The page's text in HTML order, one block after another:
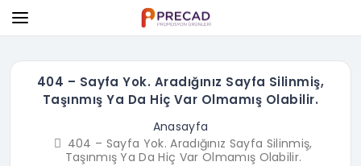
404 – Sayfa Yok. Aradığınız Sayfa Silinmiş,
Taşınmış Ya Da Hiç Var Olmamış Olabilir.
Anasayfa
404 – Sayfa Yok. Aradığınız Sayfa Silinmiş,
Taşınmış Ya Da Hiç Var Olmamış Olabilir.